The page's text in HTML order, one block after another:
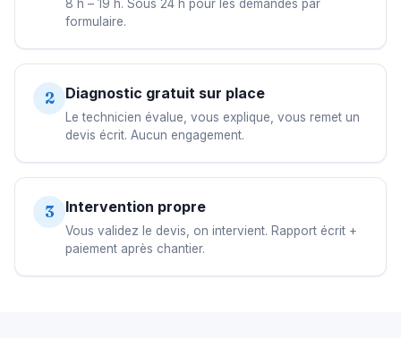
8 h – 19 h. Sous 24 h pour les demandes par
formulaire.
2 Diagnostic gratuit sur place
Le technicien évalue, vous explique, vous remet un
devis écrit. Aucun engagement.
3 Intervention propre
Vous validez le devis, on intervient. Rapport écrit +
paiement après chantier.